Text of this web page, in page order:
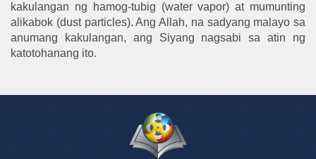
kakulangan ng hamog-tubig (water vapor) at mumunting
alikabok (dust particles). Ang Allah, na sadyang malayo sa
anumang kakulangan, ang Siyang nagsabi sa atin ng
katotohanang ito.